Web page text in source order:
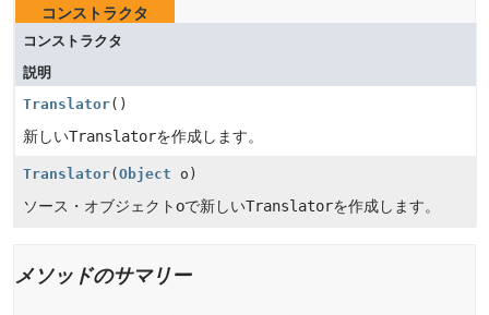
コンストラクタ
コンストラクタ
説明
Translator()
新しいTranslatorを作成します。
Translator( Object o)
ソース・オブジェクトoで新しいTranslatorを作成します。
メソッドのサマリー